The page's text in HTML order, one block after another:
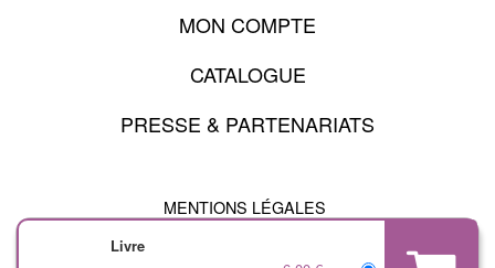
Livre
MON COMPTE
CATALOGUE
PRESSE & PARTENARIATS
MENTIONS LÉGALES
CHARTE DES DONNÉES PERSONNELLES
CONDITIONS GÉNÉRALES D'UTILISATION